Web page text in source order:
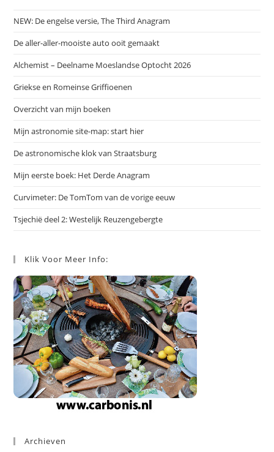
NEW: De engelse versie, The Third Anagram
De aller-aller-mooiste auto ooit gemaakt
Alchemist – Deelname Moeslandse Optocht 2026
Griekse en Romeinse Griffioenen
Overzicht van mijn boeken
Mijn astronomie site-map: start hier
De astronomische klok van Straatsburg
Mijn eerste boek: Het Derde Anagram
Curvimeter: De TomTom van de vorige eeuw
Tsjechië deel 2: Westelijk Reuzengebergte
Klik Voor Meer Info:
Archieven